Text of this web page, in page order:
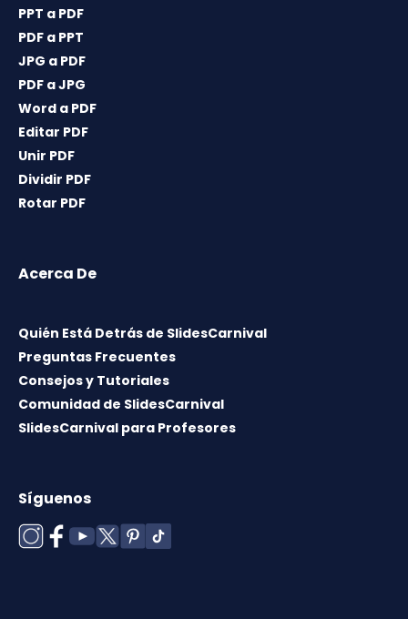
PPT a PDF
PDF a PPT
JPG a PDF
PDF a JPG
Word a PDF
Editar PDF
Unir PDF
Dividir PDF
Rotar PDF
Acerca De
Quién Está Detrás de SlidesCarnival
Preguntas Frecuentes
Consejos y Tutoriales
Comunidad de SlidesCarnival
SlidesCarnival para Profesores
Síguenos